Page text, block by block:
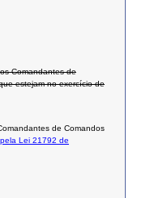
Comandantes de
estejam no exercício de
de Comandos
Lei 21792 de